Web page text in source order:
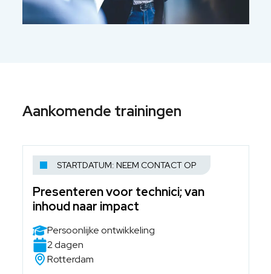
Aankomende trainingen
STARTDATUM: NEEM CONTACT OP
Presenteren voor technici; van
inhoud naar impact
Persoonlijke ontwikkeling
2 dagen
Rotterdam